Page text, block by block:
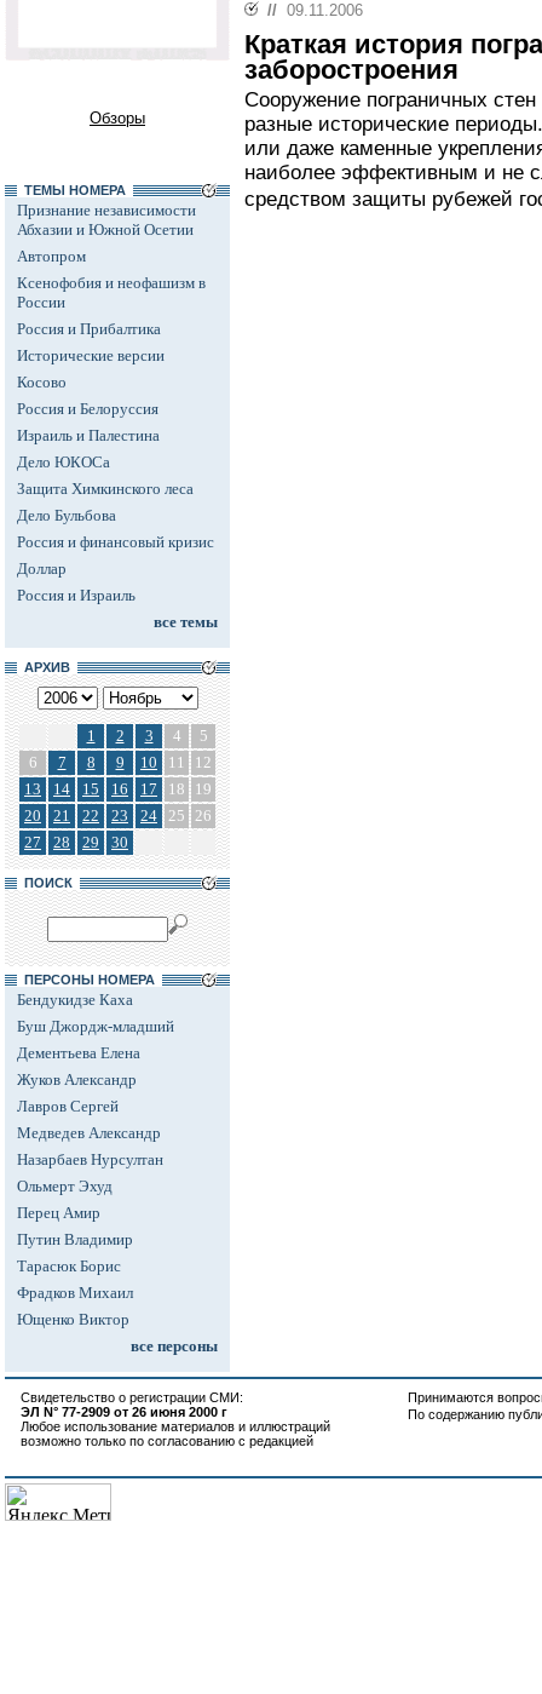
Обзоры
ТЕМЫ НОМЕРА
Признание независимости
Абхазии и Южной Осетии
Автопром
Ксенофобия и неофашизм в
России
Россия и Прибалтика
Исторические версии
Косово
Россия и Белоруссия
Израиль и Палестина
Дело ЮКОСа
Защита Химкинского леса
Дело Бульбова
Россия и финансовый кризис
Доллар
Россия и Израиль
все темы
АРХИВ
1 2 3 4
5
6
7 8 9 10 11
12
13
14 15 16 17 18
19
20
21 22 23 24 25 26
27
28 29 30
ПОИСК
ПЕРСОНЫ НОМЕРА
Бендукидзе Каха
Буш Джордж-младший
Дементьева Елена
Жуков Александр
Лавров Сергей
Медведев Александр
Назарбаев Нурсултан
Ольмерт Эхуд
Перец Амир
Путин Владимир
Тарасюк Борис
Фрадков Михаил
Ющенко Виктор
все персоны
// 09.11.2006
Краткая история
заборостроения
Сооружение пограничных
разные исторические
или даже каменные
наиболее эффективным и не
средством защиты рубежей
Свидетельство о регистрации СМИ:
ЭЛ N° 77-2909 от 26 июня 2000 г
Любое использование материалов и иллюстраций
возможно только по согласованию с редакцией
Принимаются
По содержанию